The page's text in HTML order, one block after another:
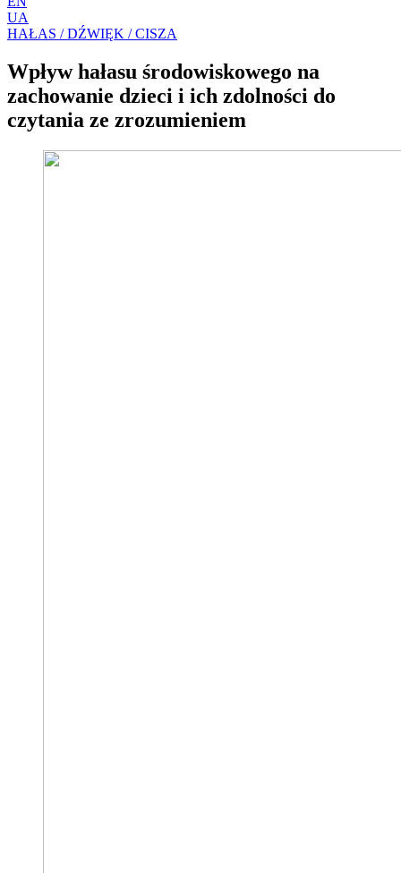
UA
HAŁAS / DŹWIĘK / CISZA
Wpływ hałasu środowiskowego na
zachowanie dzieci i ich zdolności do
czytania ze zrozumieniem